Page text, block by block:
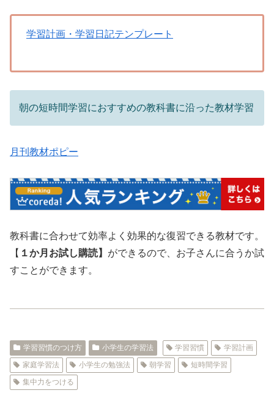
学習計画・学習日記テンプレート
朝の短時間学習におすすめの教科書に沿った教材学習
月刊教材ポピー
教科書に合わせて効率よく効果的な復習できる教材です。
【 １か月お試し購読】 ができるので、お子さんに合うか試
すことができます。
学習習慣のつけ方 小学生の学習法 学習習慣
学習計画
家庭学習法
小学生の勉強法 朝学習
短時間学習
集中力をつける